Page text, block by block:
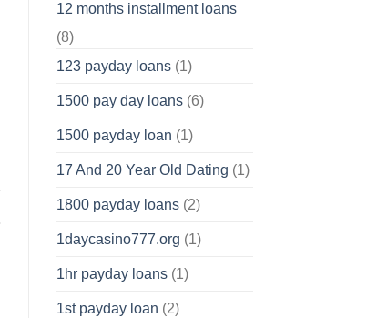
12 months installment loans
(8)
123 payday loans(1)
1500 pay day loans(6)
1500 payday loan (1)
17 And 20 Year Old Dating (1)
1800 payday loans(2)
1daycasino777.org (1)
1hr payday loans(1)
1st payday loan (2)